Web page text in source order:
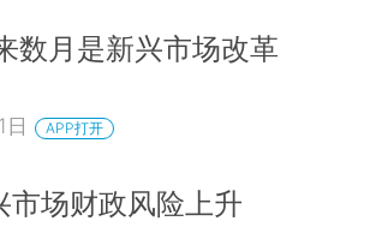
数月是新兴市场改革
APP打开
市场财政风险上升